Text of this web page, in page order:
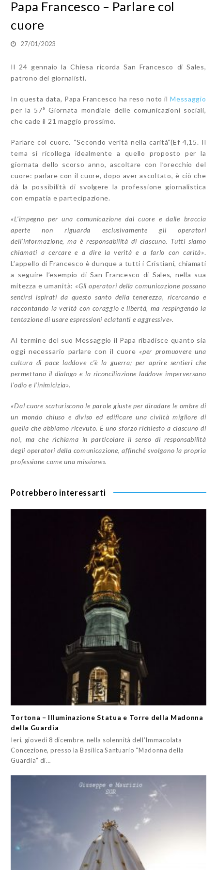
Papa Francesco – Parlare col
cuore
27/01/2023
Il 24 gennaio la Chiesa ricorda San Francesco di Sales,
patrono dei giornalisti.
In questa data, Papa Francesco ha reso noto ilMessaggio
per la 57ª Giornata mondiale delle comunicazioni sociali,
che cade il 21 maggio prossimo.
Parlare col cuore. “Secondo verità nella carità”(Ef 4,15. Il
tema si ricollega idealmente a quello proposto per la
giornata dello scorso anno, ascoltare con l’orecchio del
cuore: parlare con il cuore, dopo aver ascoltato, è ciò che
dà la possibilità di svolgere la professione giornalistica
con empatia e partecipazione.
«L’impegno per una comunicazione dal cuore e dalle braccia
aperte non riguarda esclusivamente gli operatori
dell’informazione, ma è responsabilità di ciascuno. Tutti siamo
chiamati a cercare e a dire la verità e a farlo con carità».
L’appello di Francesco è dunque a tutti i Cristiani, chiamati
a seguire l’esempio di San Francesco di Sales, nella sua
mitezza e umanità: «Gli operatori della comunicazione possano
sentirsi ispirati da questo santo della tenerezza, ricercando e
raccontando la verità con coraggio e libertà, ma respingendo la
tentazione di usare espressioni eclatanti e aggressive».
Al termine del suo Messaggio il Papa ribadisce quanto sia
oggi necessario parlare con il cuore «per promuovere una
cultura di pace laddove c’è la guerra; per aprire sentieri che
permettano il dialogo e la riconciliazione laddove imperversano
l’odio e l’inimicizia».
«Dal cuore scaturiscono le parole giuste per diradare le ombre di
un mondo chiuso e diviso ed edificare una civiltà migliore di
quella che abbiamo ricevuto. È uno sforzo richiesto a ciascuno di
noi, ma che richiama in particolare il senso di responsabilità
degli operatori della comunicazione, affinché svolgano la propria
professione come una missione».
Potrebbero interessarti
Tortona – Illuminazione Statua e Torre della Madonna
della Guardia
Ieri, giovedì 8 dicembre, nella solennità dell’Immacolata
Concezione, presso la Basilica Santuario “Madonna della
Guardia” di…